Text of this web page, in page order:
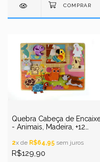
Quebra Cabeça de
- Animais, Madeira, +12
Toys
2x de R$64,95 sem juros
R$129,90